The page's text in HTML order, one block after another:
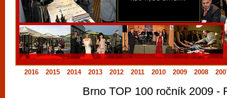
2016 2015 2014 2013 2012 2011 2010 2009 2008
Brno TOP 100 ročník 2009 -
Mimo jiné je ale také místem, kde si
vyzkoušet různé kasinové hry. V
metropoli naleznete širokou nabídku her
po moderní automaty jak pro pravidelné
příležitostné hráče. V...